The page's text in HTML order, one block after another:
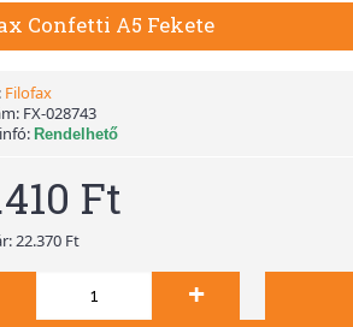
Confetti A5 Fekete
Filofax
FX-028743
Rendelhető
Ft
22.370 Ft
+